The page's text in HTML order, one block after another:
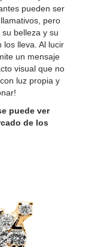
pueden ser
pero
belleza y su
lleva. Al lucir
un mensaje
visual que no
luz propia y
puede ver
de los